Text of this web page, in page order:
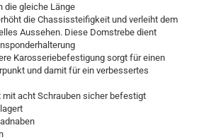
die gleiche Länge
die Chassissteifigkeit und verleiht dem
Aussehen. Diese Domstrebe dient
Karosseriebefestigung sorgt für einen
und damit für ein verbessertes
mit acht Schrauben sicher befestigt